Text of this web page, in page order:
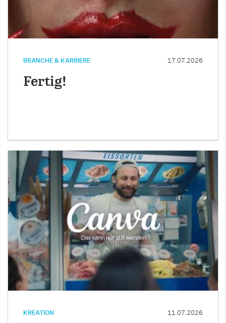
BRANCHE & KARRIERE 17.07.2026
Fertig!
KREATION 11.07.2026